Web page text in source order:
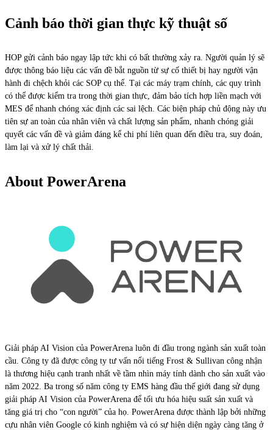
Cảnh báo thời gian thực kỹ thuật số
HOP gửi cảnh báo ngay lập tức khi có bất thường xảy ra. Người quản lý sẽ
được thông báo liệu các vấn đề bắt nguồn từ sự cố thiết bị hay người vận
hành đi chệch khỏi các SOP cụ thể. Tại các máy trạm chính, các quy trình
có thể được kiểm tra trong thời gian thực, đảm bảo tích hợp liền mạch với
MES để nhanh chóng xác định các sai lệch. Các biện pháp chủ động này ưu
tiên sự an toàn của nhân viên và chất lượng sản phẩm, nhanh chóng giải
quyết các vấn đề và giảm đáng kể chi phí liên quan đến điều tra, suy đoán,
làm lại và xử lý chất thải.
About PowerArena
Giải pháp AI Vision của PowerArena luôn đi đầu trong ngành sản xuất toàn
cầu. Công ty đã được công ty tư vấn nổi tiếng Frost & Sullivan công nhận
là thương hiệu cạnh tranh nhất về tầm nhìn máy tính dành cho sản xuất vào
năm 2022. Ba trong số năm công ty EMS hàng đầu thế giới đang sử dụng
giải pháp AI Vision của PowerArena để tối ưu hóa hiệu suất sản xuất và
tăng giá trị cho “con người” của họ. PowerArena được thành lập bởi những
cựu nhân viên Google có kinh nghiệm và có sự hiện diện ngày càng tăng ở